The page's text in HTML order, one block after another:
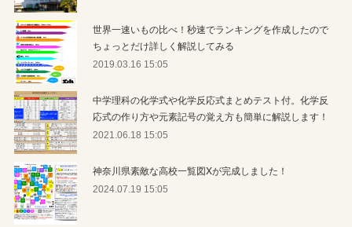
世界一速いもの比べ！秒速でランキングを作成したので
ちょっとだけ詳しく解説してみる
2019.03.16 15:05
中学理科の化学式や化学反応式まとめテスト付。化学反
応式の作り方や元素記号の覚え方も簡単に解説します！
2021.06.18 15:05
神奈川県素敵な高校一覧図Xが完成しました！
2024.07.19 15:05